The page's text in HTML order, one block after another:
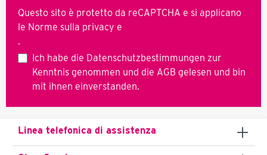
Questo sito è protetto da reCAPTCHA e si applicano
le Norme sulla privacy e
.
Ich habe die Datenschutzbestimmungen zur
Kenntnis genommen und die AGB gelesen und bin
mit ihnen einverstanden.
Linea telefonica di assistenza